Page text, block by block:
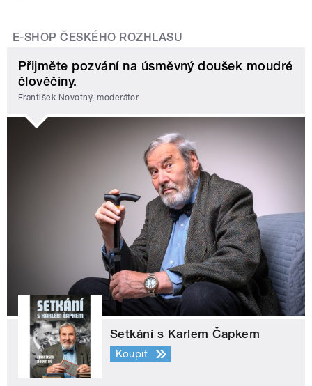
E-SHOP ČESKÉHO ROZHLASU
Přijměte pozvání na úsměvný doušek moudré
člověčiny.
František Novotný, moderátor
Setkání s Karlem Čapkem
Koupit